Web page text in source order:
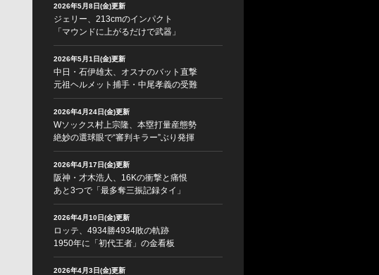
2026年5月8日(金)更新
ジェリー、213cmのインパクト
「マウンドに上がるだけで武器」
2026年5月1日(金)更新
中日・石伊雄太、オスナのバット直撃
元祖ヘルメット捕手・中尾孝義の受難
2026年4月24日(金)更新
Wソックス村上宗隆、本塁打量産態勢
絶妙の選球眼で“審判キラー”ぶり発揮
2026年4月17日(金)更新
阪神・才木浩人、16Kの衝撃と痛恨
あと3つで「最多奪三振記録タイ」
2026年4月10日(金)更新
ロッテ、4934勝4934敗の軌跡
1950年に「初代王者」の金看板
2026年4月3日(金)更新